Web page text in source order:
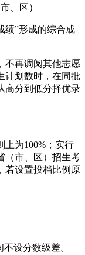
、区）
绩”形成的综合成
不再调阅其他志愿
计划数时，在同批
高分到低分择优录
上为100%；实行
（市、区）招生考
若设置投档比例原
设分数级差。